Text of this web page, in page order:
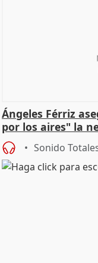
Ángeles Férriz
por los aires" la
SMA
Sonido